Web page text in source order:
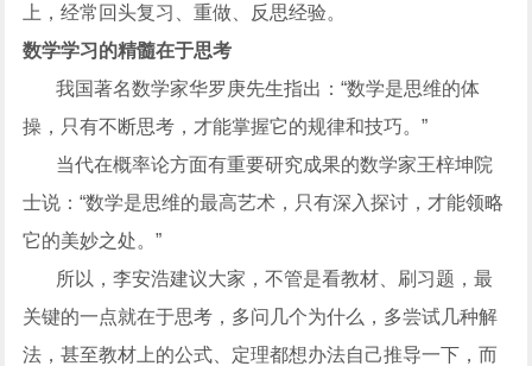
上，经常回头复习、重做、反思经验。
数学学习的精髓在于思考
我国著名数学家华罗庚先生指出：“数学是思维的体
操，只有不断思考，才能掌握它的规律和技巧。”
当代在概率论方面有重要研究成果的数学家王梓坤院
士说：“数学是思维的最高艺术，只有深入探讨，才能领略
它的美妙之处。”
所以，李安浩建议大家，不管是看教材、刷习题，最
关键的一点就在于思考，多问几个为什么，多尝试几种解
法，甚至教材上的公式、定理都想办法自己推导一下，而